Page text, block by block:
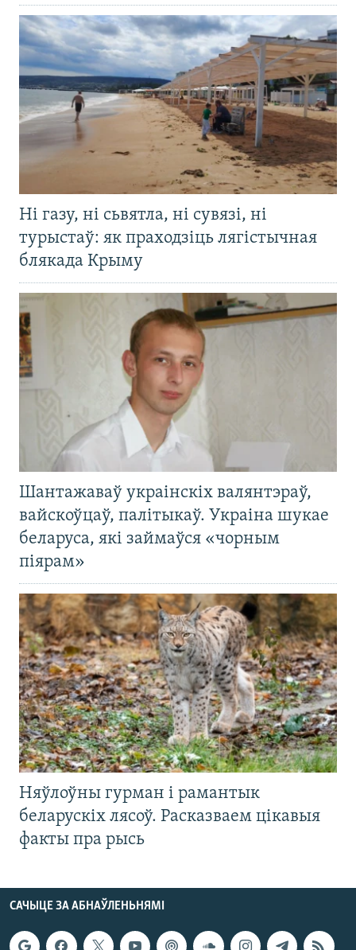
Ні газу, ні сьвятла, ні сувязі, ні
турыстаў: як праходзіць лягістычная
блякада Крыму
Шантажаваў украінскіх валянтэраў,
вайскоўцаў, палітыкаў. Украіна шукае
беларуса, які займаўся «чорным
піярам»
Няўлоўны гурман і рамантык
беларускіх лясоў. Расказваем цікавыя
факты пра рысь
САЧЫЦЕ ЗА АБНАЎЛЕНЬНЯМІ